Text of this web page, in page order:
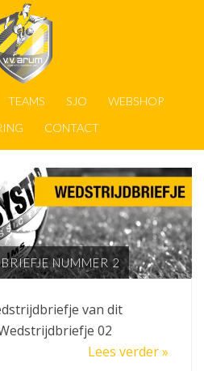
TEAMS SJO
WEBSHOP
CONTACT
NUMMER 2
van dit
02
Lees verder »